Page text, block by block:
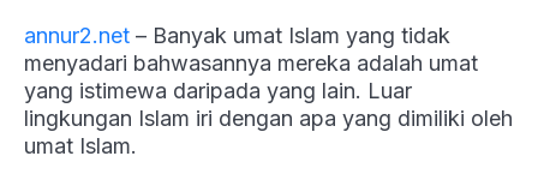
annur2.net – Banyak umat Islam yang tidak
menyadari bahwasannya mereka adalah umat
yang istimewa daripada yang lain. Luar
lingkungan Islam iri dengan apa yang dimiliki oleh
umat Islam.